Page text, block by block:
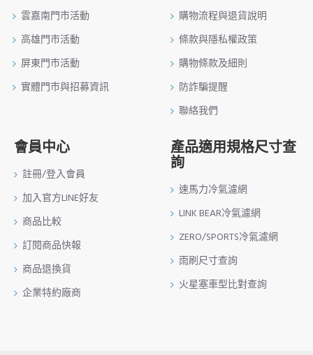
雲嘉南門市活動
高雄門市活動
屏東門市活動
實體門市與招募資訊
購物流程與退貨說明
條款與隱私權政策
購物條款及細則
防詐騙提醒
聯絡我們
會員中心
註冊/登入會員
加入官方LINE好友
商品比較
訂閱商品快報
商品退換貨
企業特約廠商
產品適用規格尺寸查
詢
速馬力冷氣濾網
LINK BEAR冷氣濾網
ZERO/SPORTS冷氣濾網
雨刷尺寸查詢
火星塞車型比對查詢